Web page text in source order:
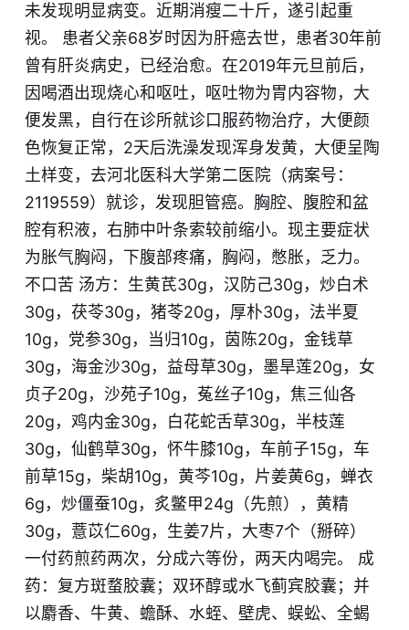
未发现明显病变。近期消瘦二十斤，遂引起重
视。 患者父亲68岁时因为肝癌去世，患者30年前
曾有肝炎病史，已经治愈。在2019年元旦前后，
因喝酒出现烧心和呕吐，呕吐物为胃内容物，大
便发黑，自行在诊所就诊口服药物治疗，大便颜
色恢复正常，2天后洗澡发现浑身发黄，大便呈陶
土样变，去河北医科大学第二医院（病案号：
2119559）就诊，发现胆管癌。胸腔、腹腔和盆
腔有积液，右肺中叶条索较前缩小。现主要症状
为胀气胸闷，下腹部疼痛，胸闷，憋胀，乏力。
不口苦 汤方：生黄芪30g，汉防己30g，炒白术
30g，茯苓30g，猪苓20g，厚朴30g，法半夏
10g，党参30g，当归10g，茵陈20g，金钱草
30g，海金沙30g，益母草30g，墨旱莲20g，女
贞子20g，沙苑子10g，菟丝子10g，焦三仙各
20g，鸡内金30g，白花蛇舌草30g，半枝莲
30g，仙鹤草30g，怀牛膝10g，车前子15g，车
前草15g，柴胡10g，黄芩10g，片姜黄6g，蝉衣
6g，炒僵蚕10g，炙鳖甲24g（先煎），黄精
30g，薏苡仁60g，生姜7片，大枣7个（掰碎）
一付药煎药两次，分成六等份，两天内喝完。 成
药：复方斑蝥胶囊；双环醇或水飞蓟宾胶囊；并
以麝香、牛黄、蟾酥、水蛭、壁虎、蜈蚣、全蝎